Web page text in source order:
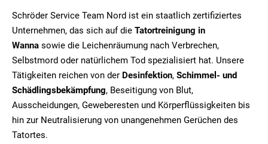
Schröder Service Team Nord ist ein staatlich zertifiziertes
Unternehmen, das sich auf die Tatortreinigung in
Wanna sowie die Leichenräumung nach Verbrechen,
Selbstmord oder natürlichem Tod spezialisiert hat. Unsere
Tätigkeiten reichen von der Desinfektion, Schimmel- und
Schädlingsbekämpfung, Beseitigung von Blut,
Ausscheidungen, Geweberesten und Körperflüssigkeiten bis
hin zur Neutralisierung von unangenehmen Gerüchen des
Tatortes.